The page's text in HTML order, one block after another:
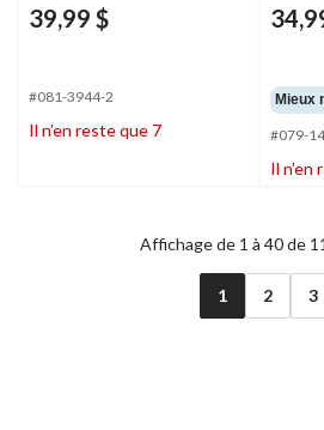
39,99 $
#081-3944-2
Il n’en reste que 7
Mieux
#079-
Il n’en
Affichage de 1 à 40 de
1 2 3